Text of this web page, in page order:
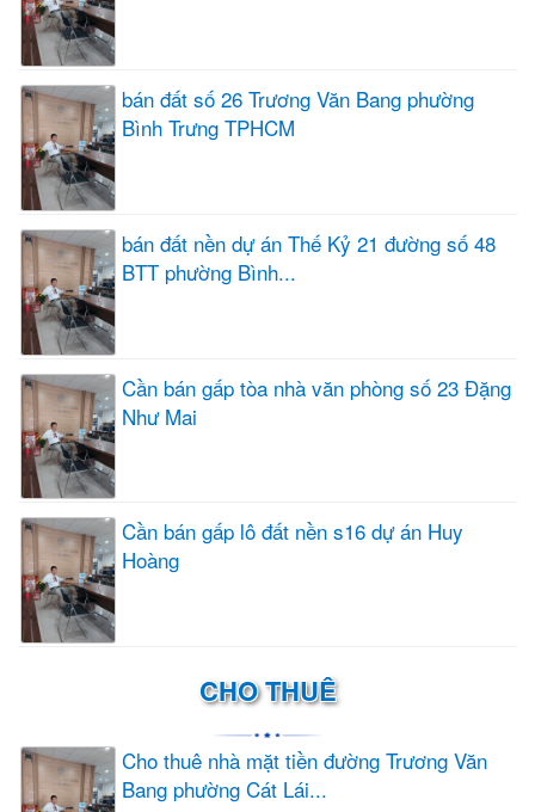
bán đất số 26 Trương Văn Bang phường
Bình Trưng TPHCM
bán đất nền dự án Thế Kỷ 21 đường số 48
BTT phường Bình...
Cần bán gấp tòa nhà văn phòng số 23 Đặng
Như Mai
Cần bán gấp lô đất nền s16 dự án Huy
Hoàng
CHO THUÊ
Cho thuê nhà mặt tiền đường Trương Văn
Bang phường Cát Lái...